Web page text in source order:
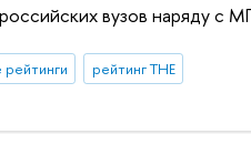
вузов наряду
рейтинг THE